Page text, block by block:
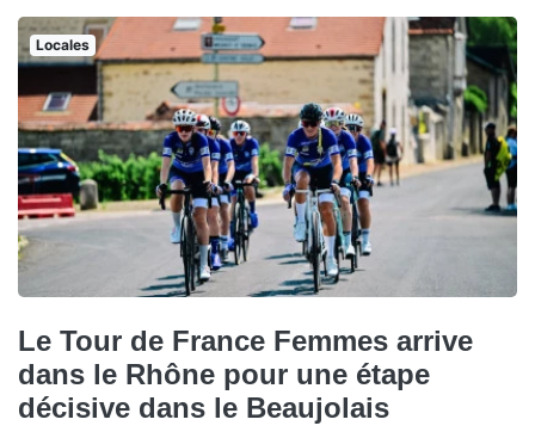
Locales
Le Tour de France Femmes arrive
dans le Rhône pour une étape
décisive dans le Beaujolais